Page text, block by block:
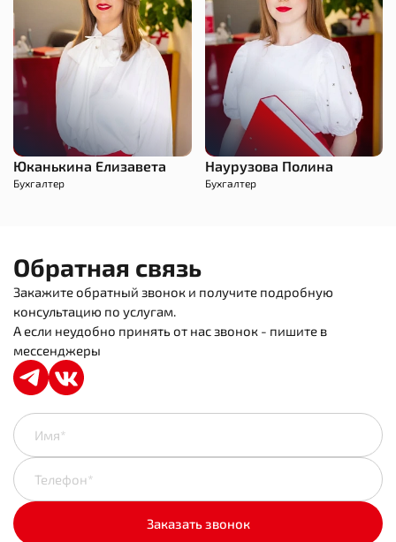
Юканькина Елизавета
Бухгалтер
Наурузова Полина
Бухгалтер
Обратная связь
Закажите обратный звонок и получите подробную
консультацию по услугам.
А если неудобно принять от нас звонок - пишите в
мессенджеры
Имя*
Телефон*
Заказать звонок